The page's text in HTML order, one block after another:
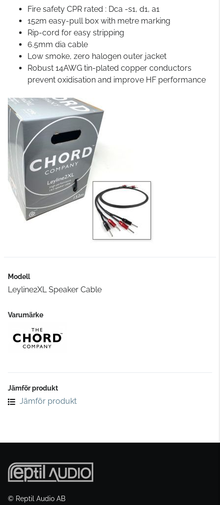
Fire safety CPR rated : Dca -s1, d1, a1
152m easy-pull box with metre marking
Rip-cord for easy stripping
6.5mm dia cable
Low smoke, zero halogen outer jacket
Robust 14AWG tin-plated copper conductors
prevent oxidisation and improve HF performance
Modell
Leyline2XL Speaker Cable
Varumärke
Jämför produkt
Jämför produkt
© Reptil Audio AB